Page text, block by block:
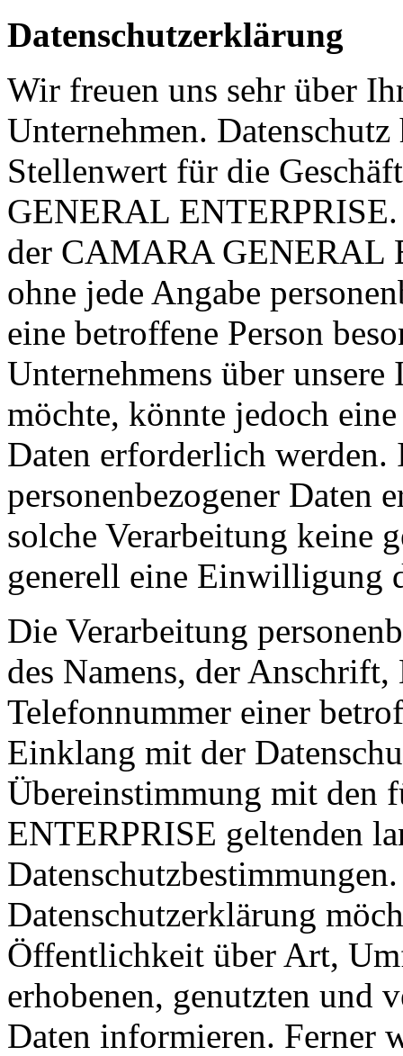
Datenschutzerklärung
Wir freuen uns sehr über
Unternehmen.
Stellenwert für die
GENERAL
der CAMARA GENERAL
ohne jede Angabe
eine betroffene Person
Unternehmens über
möchte, könnte jedoch
Daten erforderlich werden.
personenbezogener Daten
solche Verarbeitung keine
generell eine Einwilligung
Die Verarbeitung
des Namens, der
Telefonnummer einer
Einklang mit der
Übereinstimmung mit
ENTERPRISE geltenden
Datenschutzerklärung
Öffentlichkeit über Art,
erhobenen, genutzten und
Daten informieren. Ferner